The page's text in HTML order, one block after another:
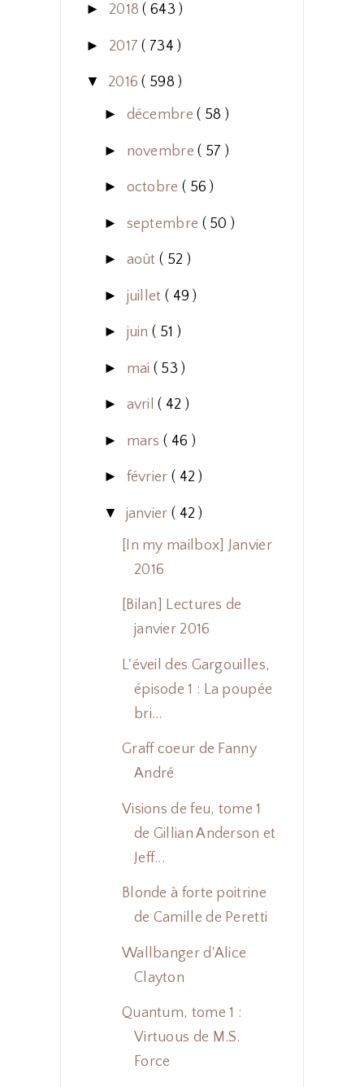
► 2018( 643 )
► 2017( 734 )
▼ 2016( 598 )
► décembre( 58 )
► novembre( 57 )
► octobre ( 56 )
► septembre ( 50 )
► août ( 52 )
► juillet ( 49 )
► juin ( 51 )
► mai ( 53 )
► avril( 42 )
► mars ( 46 )
► février ( 42 )
▼ janvier ( 42 )
[In my mailbox] Janvier
2016
[Bilan] Lectures de
janvier 2016
L'éveil des Gargouilles,
épisode 1 : La poupée
bri...
Graff coeur de Fanny
André
Visions de feu, tome 1
de Gillian Anderson et
Jeff...
Blonde à forte poitrine
de Camille de Peretti
Wallbanger d'Alice
Clayton
Quantum, tome 1 :
Virtuous de M.S.
Force